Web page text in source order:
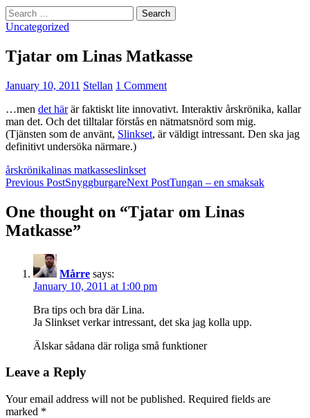
Search
for:
Uncategorized
Tjatar om Linas Matkasse
January 10, 2011 Stellan 1 Comment
…men det härär faktiskt lite innovativt. Interaktiv årskrönika, kallar
man det. Och det tilltalar förstås en nätmatsnörd som mig.
(Tjänsten som de använt, Slinkset, är väldigt intressant. Den ska jag
definitivt undersöka närmare.)
årskrönikalinas matkasseslinkset
Post
navigation
Previous PostSnyggburgareNext PostTungan – en smaksak
One thought on “Tjatar om Linas
Matkasse”
Mårre says:
January 10, 2011 at 1:00 pm
Bra tips och bra där Lina.
Ja Slinkset verkar intressant, det ska jag kolla upp.
Älskar sådana där roliga små funktioner
Leave a Reply
Your email address will not be published. Required fields are
marked *